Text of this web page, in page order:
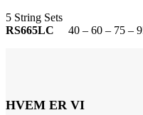
5 String Sets
RS665LC 40 – 60 – 75 –
HVEM ER VI